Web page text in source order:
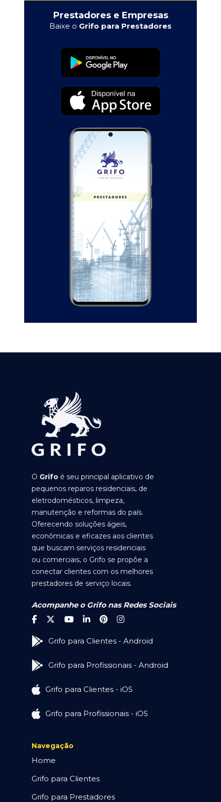
Prestadores e Empresas
Baixe o Grifo para Prestadores
O Grifo é seu principal aplicativo de
pequenos reparos residenciais, de
eletrodomésticos, limpeza,
manutenção e reformas do país.
Oferecendo soluções ágeis,
econômicas e eficazes aos clientes
que buscam serviços residenciais
ou comerciais, o Grifo se propõe a
conectar clientes com os melhores
prestadores de serviço locais.
Acompanhe o Grifo nas Redes Sociais
Grifo para Clientes - Android
Grifo para Profissionais - Android
Grifo para Clientes - iOS
Grifo para Profissionais - iOS
Navegação
Home
Grifo para Clientes
Grifo para Prestadores